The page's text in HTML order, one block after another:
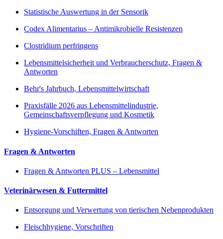
Statistische Auswertung in der Sensorik
Codex Alimentarius – Antimikrobielle Resistenzen
Clostridium perfringens
Lebensmittelsicherheit und Verbraucherschutz, Fragen &
Antworten
Behr's Jahrbuch, Lebensmittelwirtschaft
Praxisfälle 2026 aus Lebensmittelindustrie,
Gemeinschaftsverpflegung und Kosmetik
Hygiene-Vorschiften, Fragen & Antworten
Fragen & Antworten
Fragen & Antworten PLUS – Lebensmittel
Veterinärwesen & Futtermittel
Entsorgung und Verwertung von tierischen Nebenprodukten
Fleischhygiene, Vorschriften